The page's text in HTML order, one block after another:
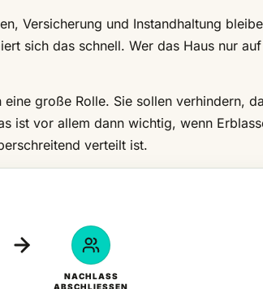
Versicherung und Instandhaltung
sich das schnell. Wer das Haus nur
große Rolle. Sie sollen verhindern,
ist vor allem dann wichtig, wenn
verteilt ist.
NACHLASS
ABSCHLIESSEN